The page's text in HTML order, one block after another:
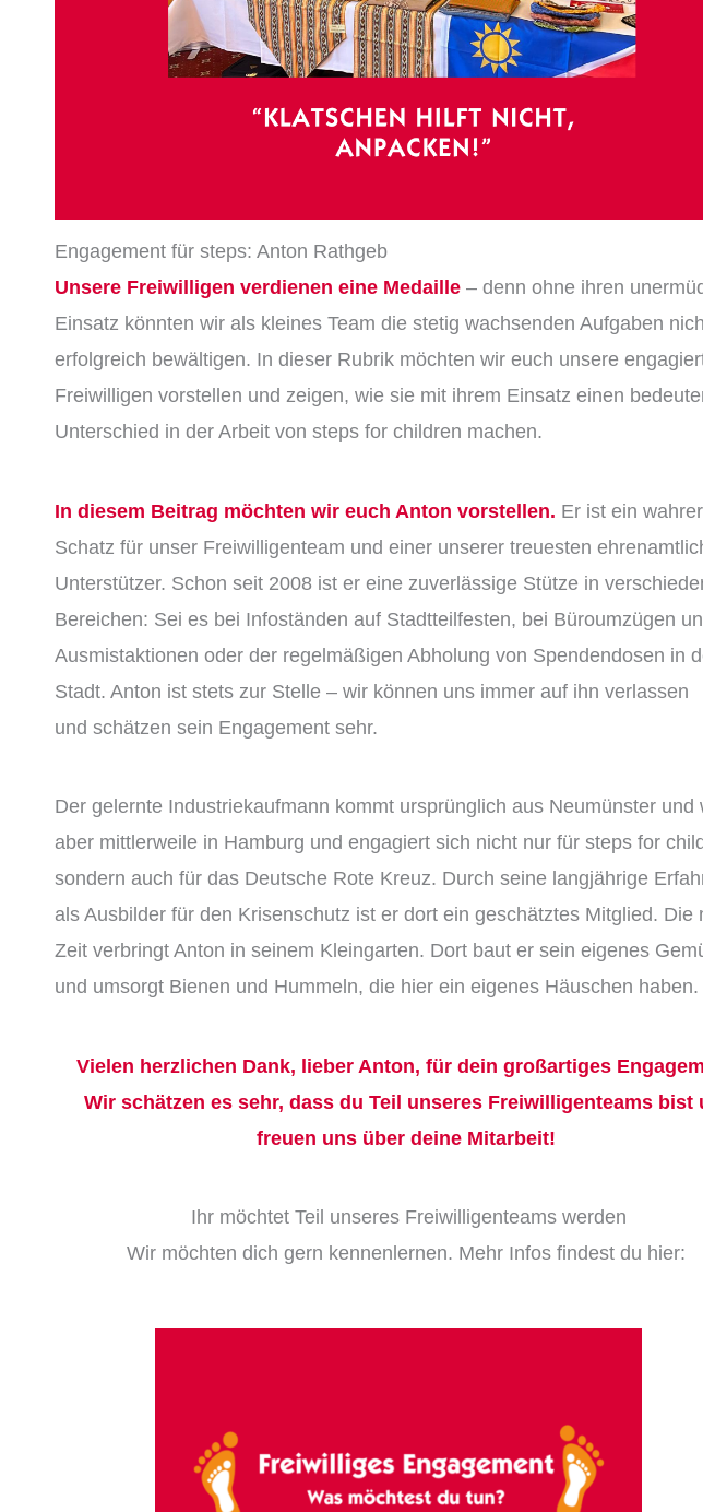
Engagement für steps: Anton Rathgeb
Unsere Freiwilligen verdienen eine Medaille – denn ohne ihren
Einsatz könnten wir als kleines Team die stetig wachsenden Aufgaben
erfolgreich bewältigen. In dieser Rubrik möchten wir euch unsere
Freiwilligen vorstellen und zeigen, wie sie mit ihrem Einsatz einen
Unterschied in der Arbeit von steps for children machen.
In diesem Beitrag möchten wir euch Anton vorstellen. Er ist ein wahrer
Schatz für unser Freiwilligenteam und einer unserer treuesten
Unterstützer. Schon seit 2008 ist er eine zuverlässige Stütze in
Bereichen: Sei es bei Infoständen auf Stadtteilfesten, bei Büroumzügen
Ausmistaktionen oder der regelmäßigen Abholung von Spendendosen in
Stadt. Anton ist stets zur Stelle – wir können uns immer auf ihn verlassen
und schätzen sein Engagement sehr.
Der gelernte Industriekaufmann kommt ursprünglich aus Neumünster und
aber mittlerweile in Hamburg und engagiert sich nicht nur für steps for
sondern auch für das Deutsche Rote Kreuz. Durch seine langjährige
als Ausbilder für den Krisenschutz ist er dort ein geschätztes Mitglied. Die
Zeit verbringt Anton in seinem Kleingarten. Dort baut er sein eigenes
und umsorgt Bienen und Hummeln, die hier ein eigenes Häuschen haben.
Vielen herzlichen Dank, lieber Anton, für dein großartiges
Wir schätzen es sehr, dass du Teil unseres Freiwilligenteams bist
freuen uns über deine Mitarbeit!
Ihr möchtet Teil unseres Freiwilligenteams werden
Wir möchten dich gern kennenlernen. Mehr Infos findest du hier: